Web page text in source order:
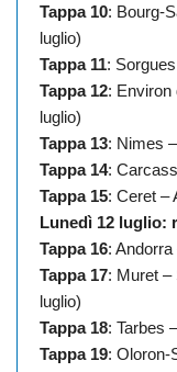
Tappa 10: Bourg-
luglio)
Tappa 11:
Tappa 12: Environ
luglio)
Tappa 13: Nimes
Tappa 14:
Tappa 15: Ceret –
Lunedì 12 luglio:
Tappa 16:
Tappa 17: Muret –
luglio)
Tappa 18: Tarbes
Tappa 19: Oloron-